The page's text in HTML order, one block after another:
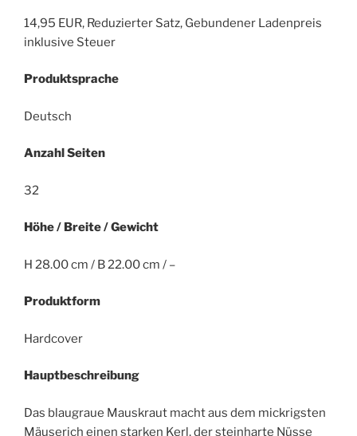
14,95 EUR, Reduzierter Satz, Gebundener Ladenpreis
inklusive Steuer
Produktsprache
Deutsch
Anzahl Seiten
32
Höhe / Breite / Gewicht
H 28.00 cm / B 22.00 cm / –
Produktform
Hardcover
Hauptbeschreibung
Das blaugraue Mauskraut macht aus dem mickrigsten
Mäuserich einen starken Kerl, der steinharte Nüsse